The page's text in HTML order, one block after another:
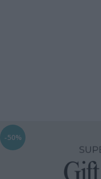
-50%